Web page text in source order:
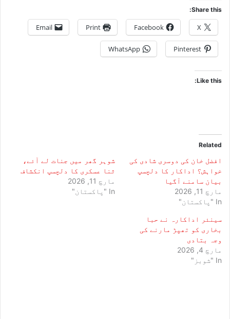
Share this:
X
Facebook
Print
Email
Pinterest
WhatsApp
Like this:
Related
افضل خان کی دوسری شادی کی
خواہش؟ اداکار کا دلچسپ
بیان سامنے آگیا
مارچ 11, 2026
In "پاکستان"
شوہر گھر میں جنات لے آئے،
ثنا عسکری کا دلچسپ انکشاف
مارچ 11, 2026
In "پاکستان"
سینئر اداکارہ نے حبا
بخاری کو تھپڑ مارنے کی
وجہ بتادی
مارچ 4, 2026
In "شوبز"